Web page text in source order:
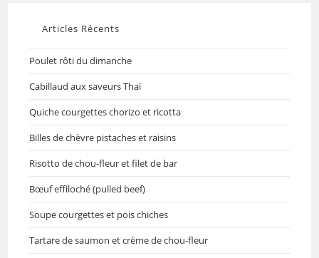
Articles Récents
Poulet rôti du dimanche
Cabillaud aux saveurs Thaï
Quiche courgettes chorizo et ricotta
Billes de chèvre pistaches et raisins
Risotto de chou-fleur et filet de bar
Bœuf effiloché (pulled beef)
Soupe courgettes et pois chiches
Tartare de saumon et crème de chou-fleur